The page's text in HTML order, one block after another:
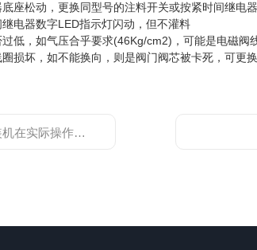
松动，更换同型号的注料开关或按紧时间继电器
器数字LED指示灯闪动，但不灌料
，如气压合乎要求(46Kg/cm2)，可能是电磁阀
损坏，如不能换向，则是阀门阀芯被卡死，可更
过程中应注意哪些？